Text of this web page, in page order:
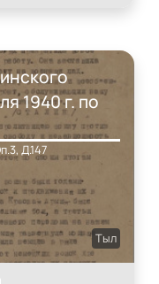
1940 г. по
Д.147
Тыл